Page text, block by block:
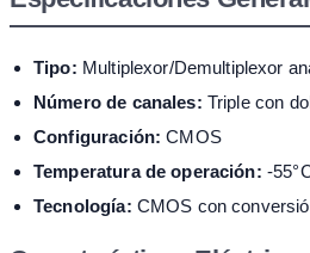
Tipo: Multiplexor/Demultiplexor
Número de canales: Triple con
Configuración: CMOS
Temperatura de operación: -
Tecnología: CMOS con